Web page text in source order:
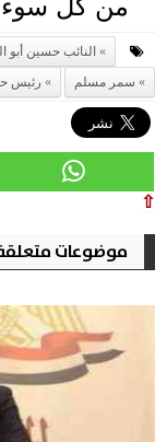
من كل سوء
النائب حسين أبو
سمر مسلم
رئيس
⇧
موضوعات